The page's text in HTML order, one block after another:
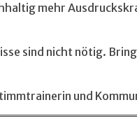
mehr
sind nicht nötig.
und